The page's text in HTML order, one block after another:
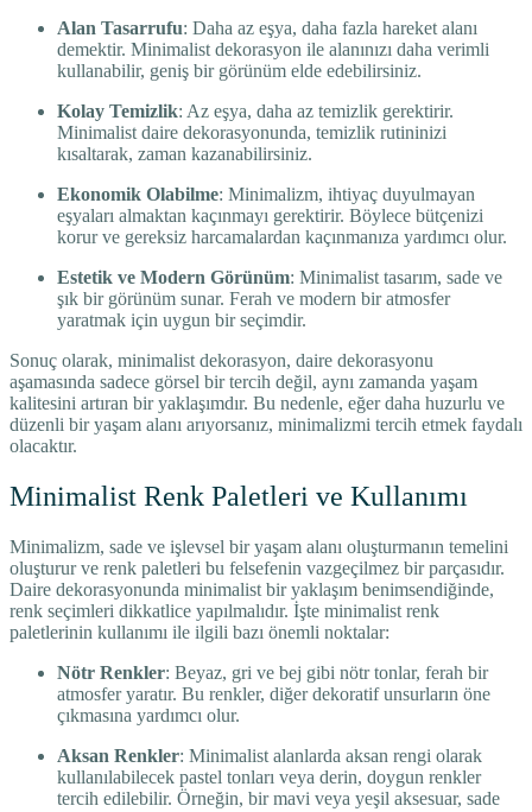
Alan Tasarrufu: Daha az eşya, daha fazla hareket alanı
demektir. Minimalist dekorasyon ile alanınızı daha verimli
kullanabilir, geniş bir görünüm elde edebilirsiniz.
Kolay Temizlik: Az eşya, daha az temizlik gerektirir.
Minimalist daire dekorasyonunda, temizlik rutininizi
kısaltarak, zaman kazanabilirsiniz.
Ekonomik Olabilme: Minimalizm, ihtiyaç duyulmayan
eşyaları almaktan kaçınmayı gerektirir. Böylece bütçenizi
korur ve gereksiz harcamalardan kaçınmanıza yardımcı olur.
Estetik ve Modern Görünüm: Minimalist tasarım, sade ve
şık bir görünüm sunar. Ferah ve modern bir atmosfer
yaratmak için uygun bir seçimdir.
Sonuç olarak, minimalist dekorasyon, daire dekorasyonu
aşamasında sadece görsel bir tercih değil, aynı zamanda yaşam
kalitesini artıran bir yaklaşımdır. Bu nedenle, eğer daha huzurlu ve
düzenli bir yaşam alanı arıyorsanız, minimalizmi tercih etmek faydalı
olacaktır.
Minimalist Renk Paletleri ve Kullanımı
Minimalizm, sade ve işlevsel bir yaşam alanı oluşturmanın temelini
oluşturur ve renk paletleri bu felsefenin vazgeçilmez bir parçasıdır.
Daire dekorasyonunda minimalist bir yaklaşım benimsendiğinde,
renk seçimleri dikkatlice yapılmalıdır. İşte minimalist renk
paletlerinin kullanımı ile ilgili bazı önemli noktalar:
Nötr Renkler: Beyaz, gri ve bej gibi nötr tonlar, ferah bir
atmosfer yaratır. Bu renkler, diğer dekoratif unsurların öne
çıkmasına yardımcı olur.
Aksan Renkler: Minimalist alanlarda aksan rengi olarak
kullanılabilecek pastel tonları veya derin, doygun renkler
tercih edilebilir. Örneğin, bir mavi veya yeşil aksesuar, sade